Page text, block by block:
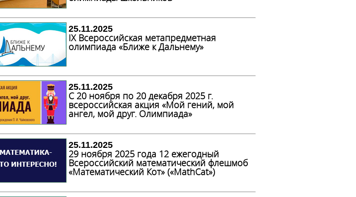
25.11.2025
IX Всероссийская метапредметная
олимпиада «Ближе к Дальнему»
25.11.2025
С 20 ноября по 20 декабря 2025 г.
всероссийская акция «Мой гений, мой
ангел, мой друг. Олимпиада»
25.11.2025
29 ноября 2025 года 12 ежегодный
Всероссийский математический флешмоб
«Математический Кот» («MathCat»)